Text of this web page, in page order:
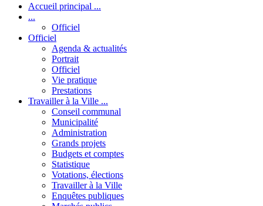
Accueil principal ...
...
Officiel
Officiel
Agenda & actualités
Portrait
Officiel
Vie pratique
Prestations
Travailler à la Ville ...
Conseil communal
Municipalité
Administration
Grands projets
Budgets et comptes
Statistique
Votations, élections
Travailler à la Ville
Enquêtes publiques